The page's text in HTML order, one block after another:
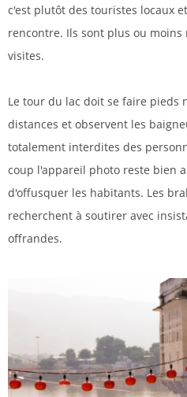
c'est plutôt des touristes locaux
rencontre. Ils sont plus ou
visites.
Le tour du lac doit se faire pieds
distances et observent les
totalement interdites des
coup l'appareil photo reste bien
d'offusquer les habitants. Les
recherchent à soutirer avec
offrandes.